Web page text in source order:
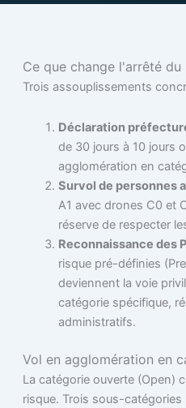
Ce que change l'arrêté
Trois assouplissements
Déclaration
de 30 jours à 10 jours
agglomération en
Survol de personnes
A1 avec drones C0 et
réserve de respecter
Reconnaissance des
risque pré-définies
deviennent la voie
catégorie spécifique,
administratifs.
Vol en agglomération en
La catégorie ouverte (Open)
risque. Trois sous-catégories